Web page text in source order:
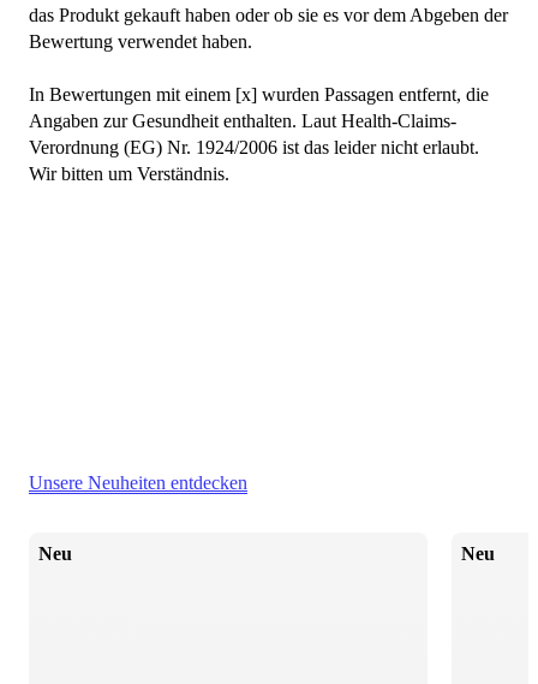
das Produkt gekauft haben oder ob sie es vor dem Abgeben der
Bewertung verwendet haben.
In Bewertungen mit einem [x] wurden Passagen entfernt, die
Angaben zur Gesundheit enthalten. Laut Health-Claims-
Verordnung (EG) Nr. 1924/2006 ist das leider nicht erlaubt.
Wir bitten um Verständnis.
Unsere Neuheiten entdecken
Neu Neu